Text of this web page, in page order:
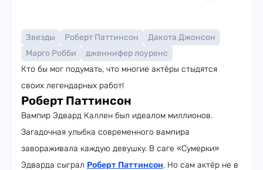
Звезды Роберт Паттинсон
Дакота Джонсон
Марго Робби
дженнифер лоуренс
Кто бы мог подумать, что многие актёры стыдятся
своих легендарных работ!
Роберт Паттинсон
Вампир Эдвард Каллен был идеалом миллионов.
Загадочная улыбка современного вампира
завораживала каждую девушку. В саге «Сумерки»
Эдварда сыграл Роберт Паттинсон. Но сам актёр не в